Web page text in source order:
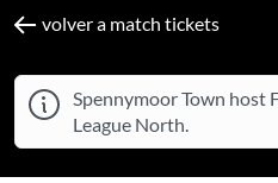
volver a match tickets
Spennymoor Town host
League North.